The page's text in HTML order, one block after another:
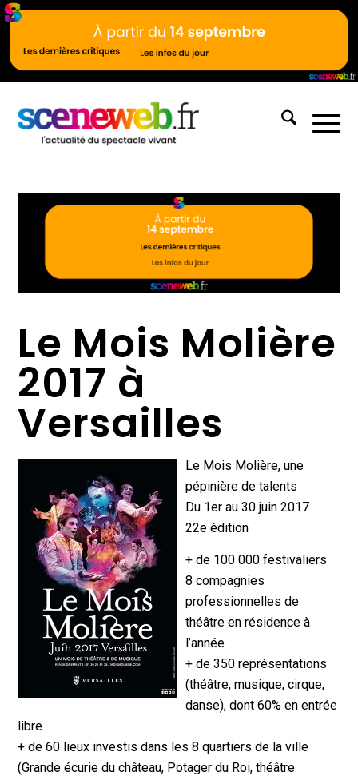
Le Mois Molière
2017 à
Versailles
Le Mois Molière, une
pépinière de talents
Du 1er au 30 juin 2017
22e édition
+ de 100 000 festivaliers
8 compagnies
professionnelles de
théâtre en résidence à
l’année
+ de 350 représentations
(théâtre, musique, cirque,
danse), dont 60% en entrée
libre
+ de 60 lieux investis dans les 8 quartiers de la ville
(Grande écurie du château, Potager du Roi, théâtre